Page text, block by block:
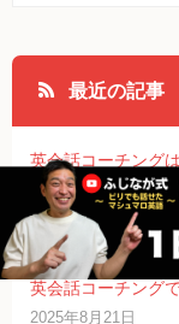
最近の記事
英会話コーチング
リット・選び方と
2025年8月24日
英会話コーチング
2025年8月21日